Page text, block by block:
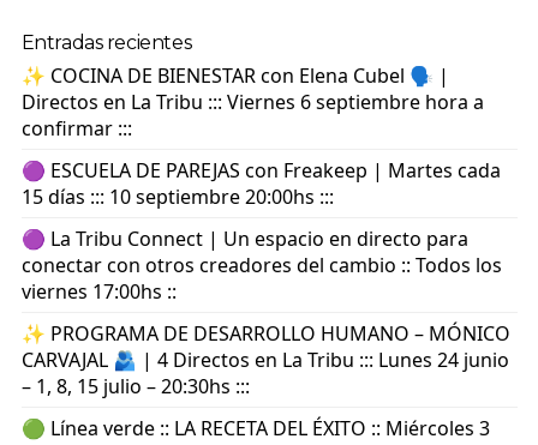
Entradas recientes
✨ COCINA DE BIENESTAR con Elena Cubel 🗣️ |
Directos en La Tribu ::: Viernes 6 septiembre hora a
confirmar :::
🟣 ESCUELA DE PAREJAS con Freakeep | Martes cada
15 días ::: 10 septiembre 20:00hs :::
🟣 La Tribu Connect | Un espacio en directo para
conectar con otros creadores del cambio :: Todos los
viernes 17:00hs ::
✨ PROGRAMA DE DESARROLLO HUMANO – MÓNICO
CARVAJAL 🫂 | 4 Directos en La Tribu ::: Lunes 24 junio
– 1, 8, 15 julio – 20:30hs :::
🟢 Línea verde :: LA RECETA DEL ÉXITO :: Miércoles 3